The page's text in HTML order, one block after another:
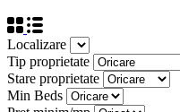
Localizare
Tip proprietate
Stare proprietate
Min Beds